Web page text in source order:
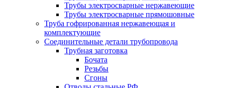
Трубы электросварные нержавеющие
Трубы электросварные прямошовные
Труба гофрированная нержавеющая и
комплектующие
Соединительные детали трубопровода
Трубная заготовка
Бочата
Резьбы
Сгоны